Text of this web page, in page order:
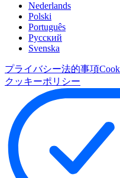
Nederlands
Polski
Português
Pусский
Svenska
プライバシー法的事項
クッキーポリシー